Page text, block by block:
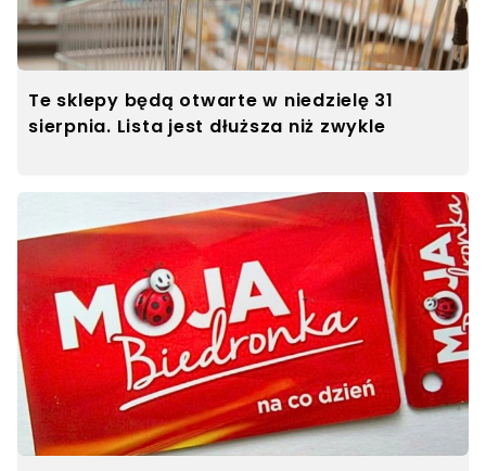
Te sklepy będą otwarte w niedzielę 31
sierpnia. Lista jest dłuższa niż zwykle